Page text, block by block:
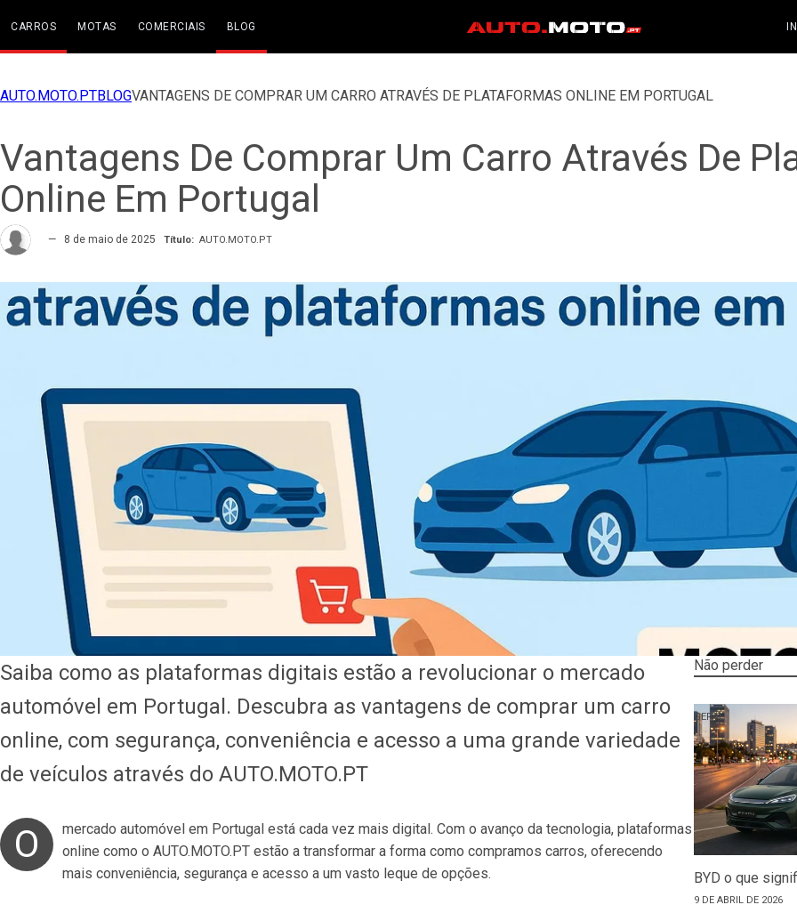
CARROS MOTAS COMERCIAIS BLOG
AUTO.MOTO.PTBLOGVANTAGENS DE COMPRAR UM CARRO ATRAVÉS DE PLATAFORMAS ONLINE EM PORTUGAL
Vantagens De Comprar Um Carro Através De
Online Em Portugal
— 8 de maio de 2025 Título: AUTO.MOTO.PT
Saiba como as plataformas digitais estão a revolucionar o mercado
automóvel em Portugal. Descubra as vantagens de comprar um carro
online, com segurança, conveniência e acesso a uma grande variedade
de veículos através do AUTO.MOTO.PT
O
mercado automóvel em Portugal está cada vez mais digital. Com o avanço da tecnologia, plataformas
online como o AUTO.MOTO.PT estão a transformar a forma como compramos carros, oferecendo
mais conveniência, segurança e acesso a um vasto leque de opções.
Não perder
GERAL
BYD o que
9 DE ABRIL DE 2026